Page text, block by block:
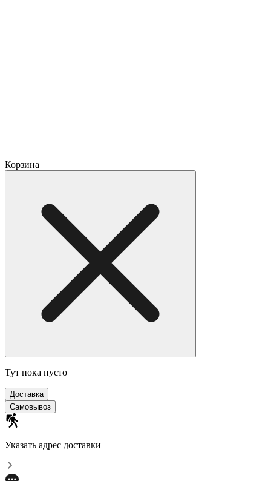
Корзина
Тут пока пусто
Доставка
Самовывоз
Указать адрес доставки